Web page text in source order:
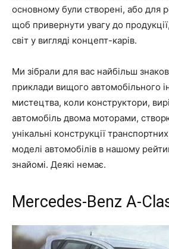
основному були створені, або для
щоб привернути увагу до продукції,
світ у вигляді концепт-карів.
Ми зібрали для вас найбільш
приклади вищого автомобільного
мистецтва, коли конструктори,
автомобіль двома моторами,
унікальні конструкції
моделі автомобілів в нашому
знайомі. Деякі немає.
Mercedes-Benz A-